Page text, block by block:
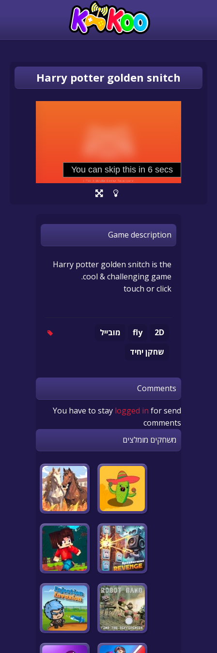
Harry potter golden snitch
Game description
Harry potter golden snitch is the
cool & challenging game.
touch or click
2D
fly
מובייל
שחקן יחיד
Comments
You have to stay logged in for send
comments
משחקים מומלצים